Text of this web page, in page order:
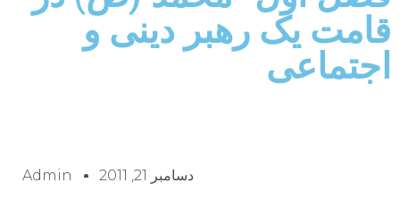
قامت یک رهبر دینی و
اجتماعی
دسامبر 21, 2011 Admin